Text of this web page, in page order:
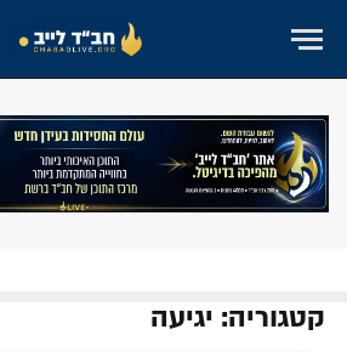
קטגוריה: יגיעה